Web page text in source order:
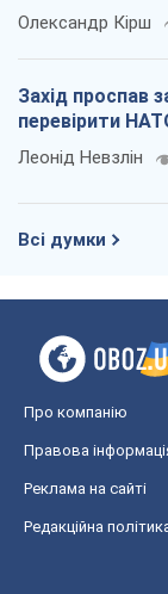
Олександр Кірш
Захід проспав
перевірити
Леонід Невзлін
Всі думки
Про компанію
Правова
Реклама на сайті
Редакційна